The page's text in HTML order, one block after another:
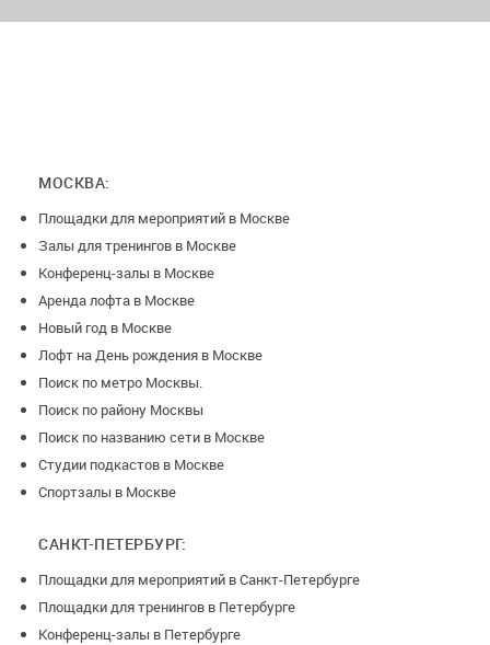
МОСКВА:
Площадки для мероприятий в Москве
Залы для тренингов в Москве
Конференц-залы в Москве
Аренда лофта в Москве
Новый год в Москве
Лофт на День рождения в Москве
Поиск по метро Москвы.
Поиск по району Москвы
Поиск по названию сети в Москве
Студии подкастов в Москве
Спортзалы в Москве
САНКТ-ПЕТЕРБУРГ:
Площадки для мероприятий в Санкт-Петербурге
Площадки для тренингов в Петербурге
Конференц-залы в Петербурге